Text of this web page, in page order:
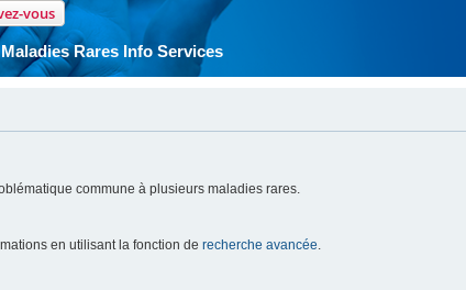
vous
Rares Info Services
commune à plusieurs maladies rares.
en utilisant la fonction de recherche avancée.